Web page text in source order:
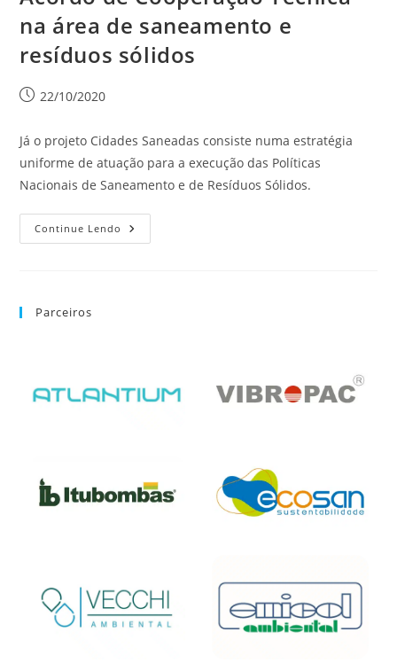
na área de saneamento e
resíduos sólidos
22/10/2020
Já o projeto Cidades Saneadas consiste numa estratégia
uniforme de atuação para a execução das Políticas
Nacionais de Saneamento e de Resíduos Sólidos.
Continue Lendo
Parceiros